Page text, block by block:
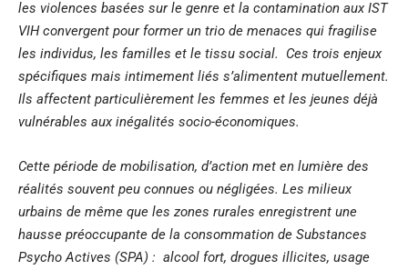
les violences basées sur le genre et la contamination aux IST
VIH convergent pour former un trio de menaces qui fragilise
les individus, les familles et le tissu social. Ces trois enjeux
spécifiques mais intimement liés s’alimentent mutuellement.
Ils affectent particulièrement les femmes et les jeunes déjà
vulnérables aux inégalités socio-économiques.
Cette période de mobilisation, d’action met en lumière des
réalités souvent peu connues ou négligées. Les milieux
urbains de même que les zones rurales enregistrent une
hausse préoccupante de la consommation de Substances
Psycho Actives (SPA) : alcool fort, drogues illicites, usage